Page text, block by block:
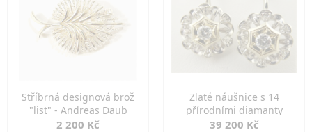
Stříbrná designová brož
"list" - Andreas Daub
2 200 Kč
Zlaté náušnice s 14
přírodními diamanty
39 200 Kč